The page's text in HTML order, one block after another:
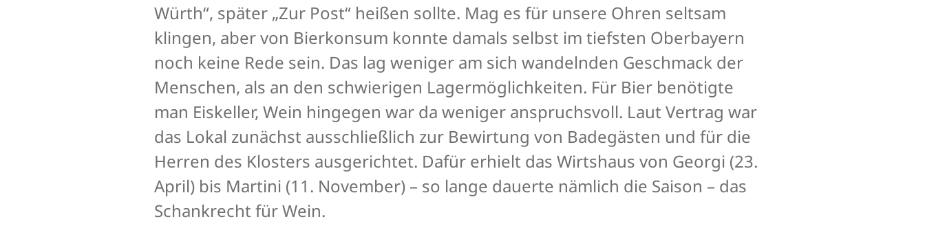
Würth“, später „Zur Post“ heißen sollte. Mag es für unsere Ohren seltsam
klingen, aber von Bierkonsum konnte damals selbst im tiefsten Oberbayern
noch keine Rede sein. Das lag weniger am sich wandelnden Geschmack der
Menschen, als an den schwierigen Lagermöglichkeiten. Für Bier benötigte
man Eiskeller, Wein hingegen war da weniger anspruchsvoll. Laut Vertrag war
das Lokal zunächst ausschließlich zur Bewirtung von Badegästen und für die
Herren des Klosters ausgerichtet. Dafür erhielt das Wirtshaus von Georgi (23.
April) bis Martini (11. November) – so lange dauerte nämlich die Saison – das
Schankrecht für Wein.